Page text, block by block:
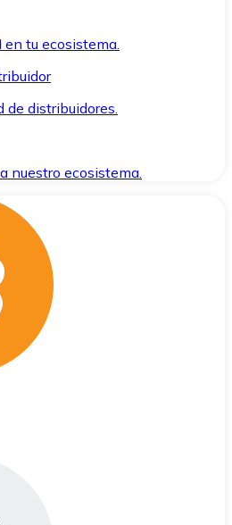
tu ecosistema.
de distribuidores.
nuestro ecosistema.